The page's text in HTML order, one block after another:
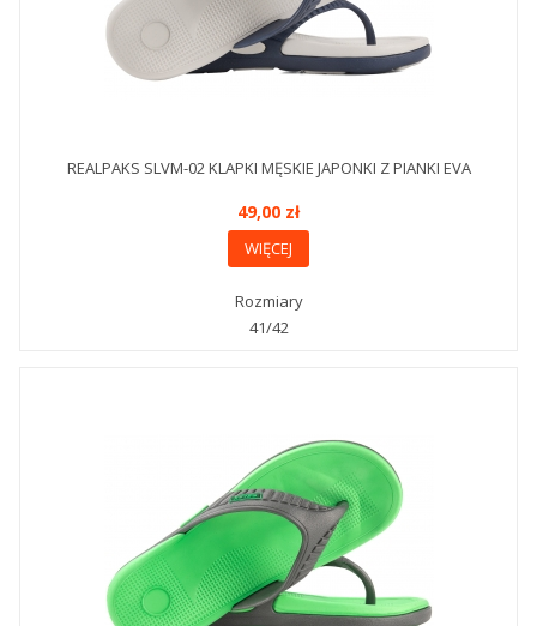
REALPAKS SLVM-02 KLAPKI MĘSKIE JAPONKI Z PIANKI EVA
49,00 zł
WIĘCEJ
Rozmiary
41/42